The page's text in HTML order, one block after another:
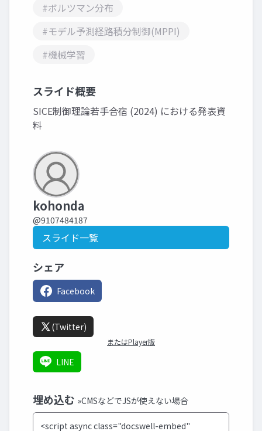
#ボルツマン分布
#モデル予測経路積分制御(MPPI)
#機械学習
スライド概要
SICE制御理論若手合宿 (2024) における発表資
料
kohonda
@9107484187
スライド一覧
シェア
Facebook
(Twitter)
またはPlayer版
LINE
埋め込む »CMSなどでJSが使えない場合